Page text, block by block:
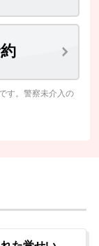
す。警察未介入の